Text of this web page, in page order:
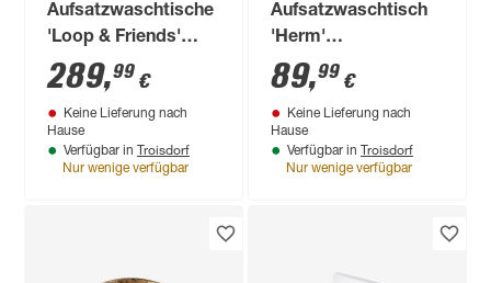
Aufsatzwaschtische
'Loop & Friends'
alpinweiß Ø 18,2 x
38 x 10 cm
289,99 €
Keine Lieferung nach
Hause
Verfügbar in Troisdorf
Nur wenige verfügbar
Aufsatzwaschtisch
'Herm'
weiß/schwarz 40 x
50 x 15 cm
89,99 €
Keine Lieferung nach
Hause
Verfügbar in Troisdorf
Nur wenige verfügbar